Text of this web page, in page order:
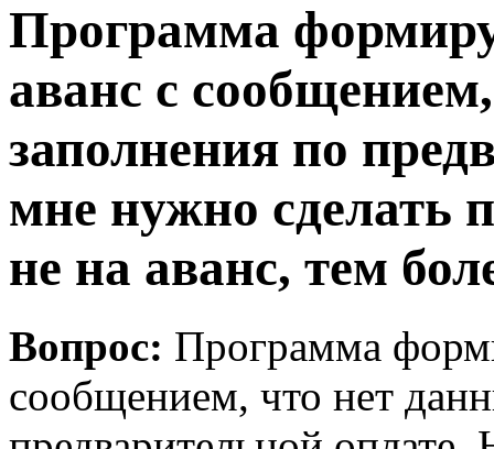
Программа
аванс с
заполнения по
мне нужно сделать
не на аванс, тем
Вопрос: Программа
сообщением, что нет